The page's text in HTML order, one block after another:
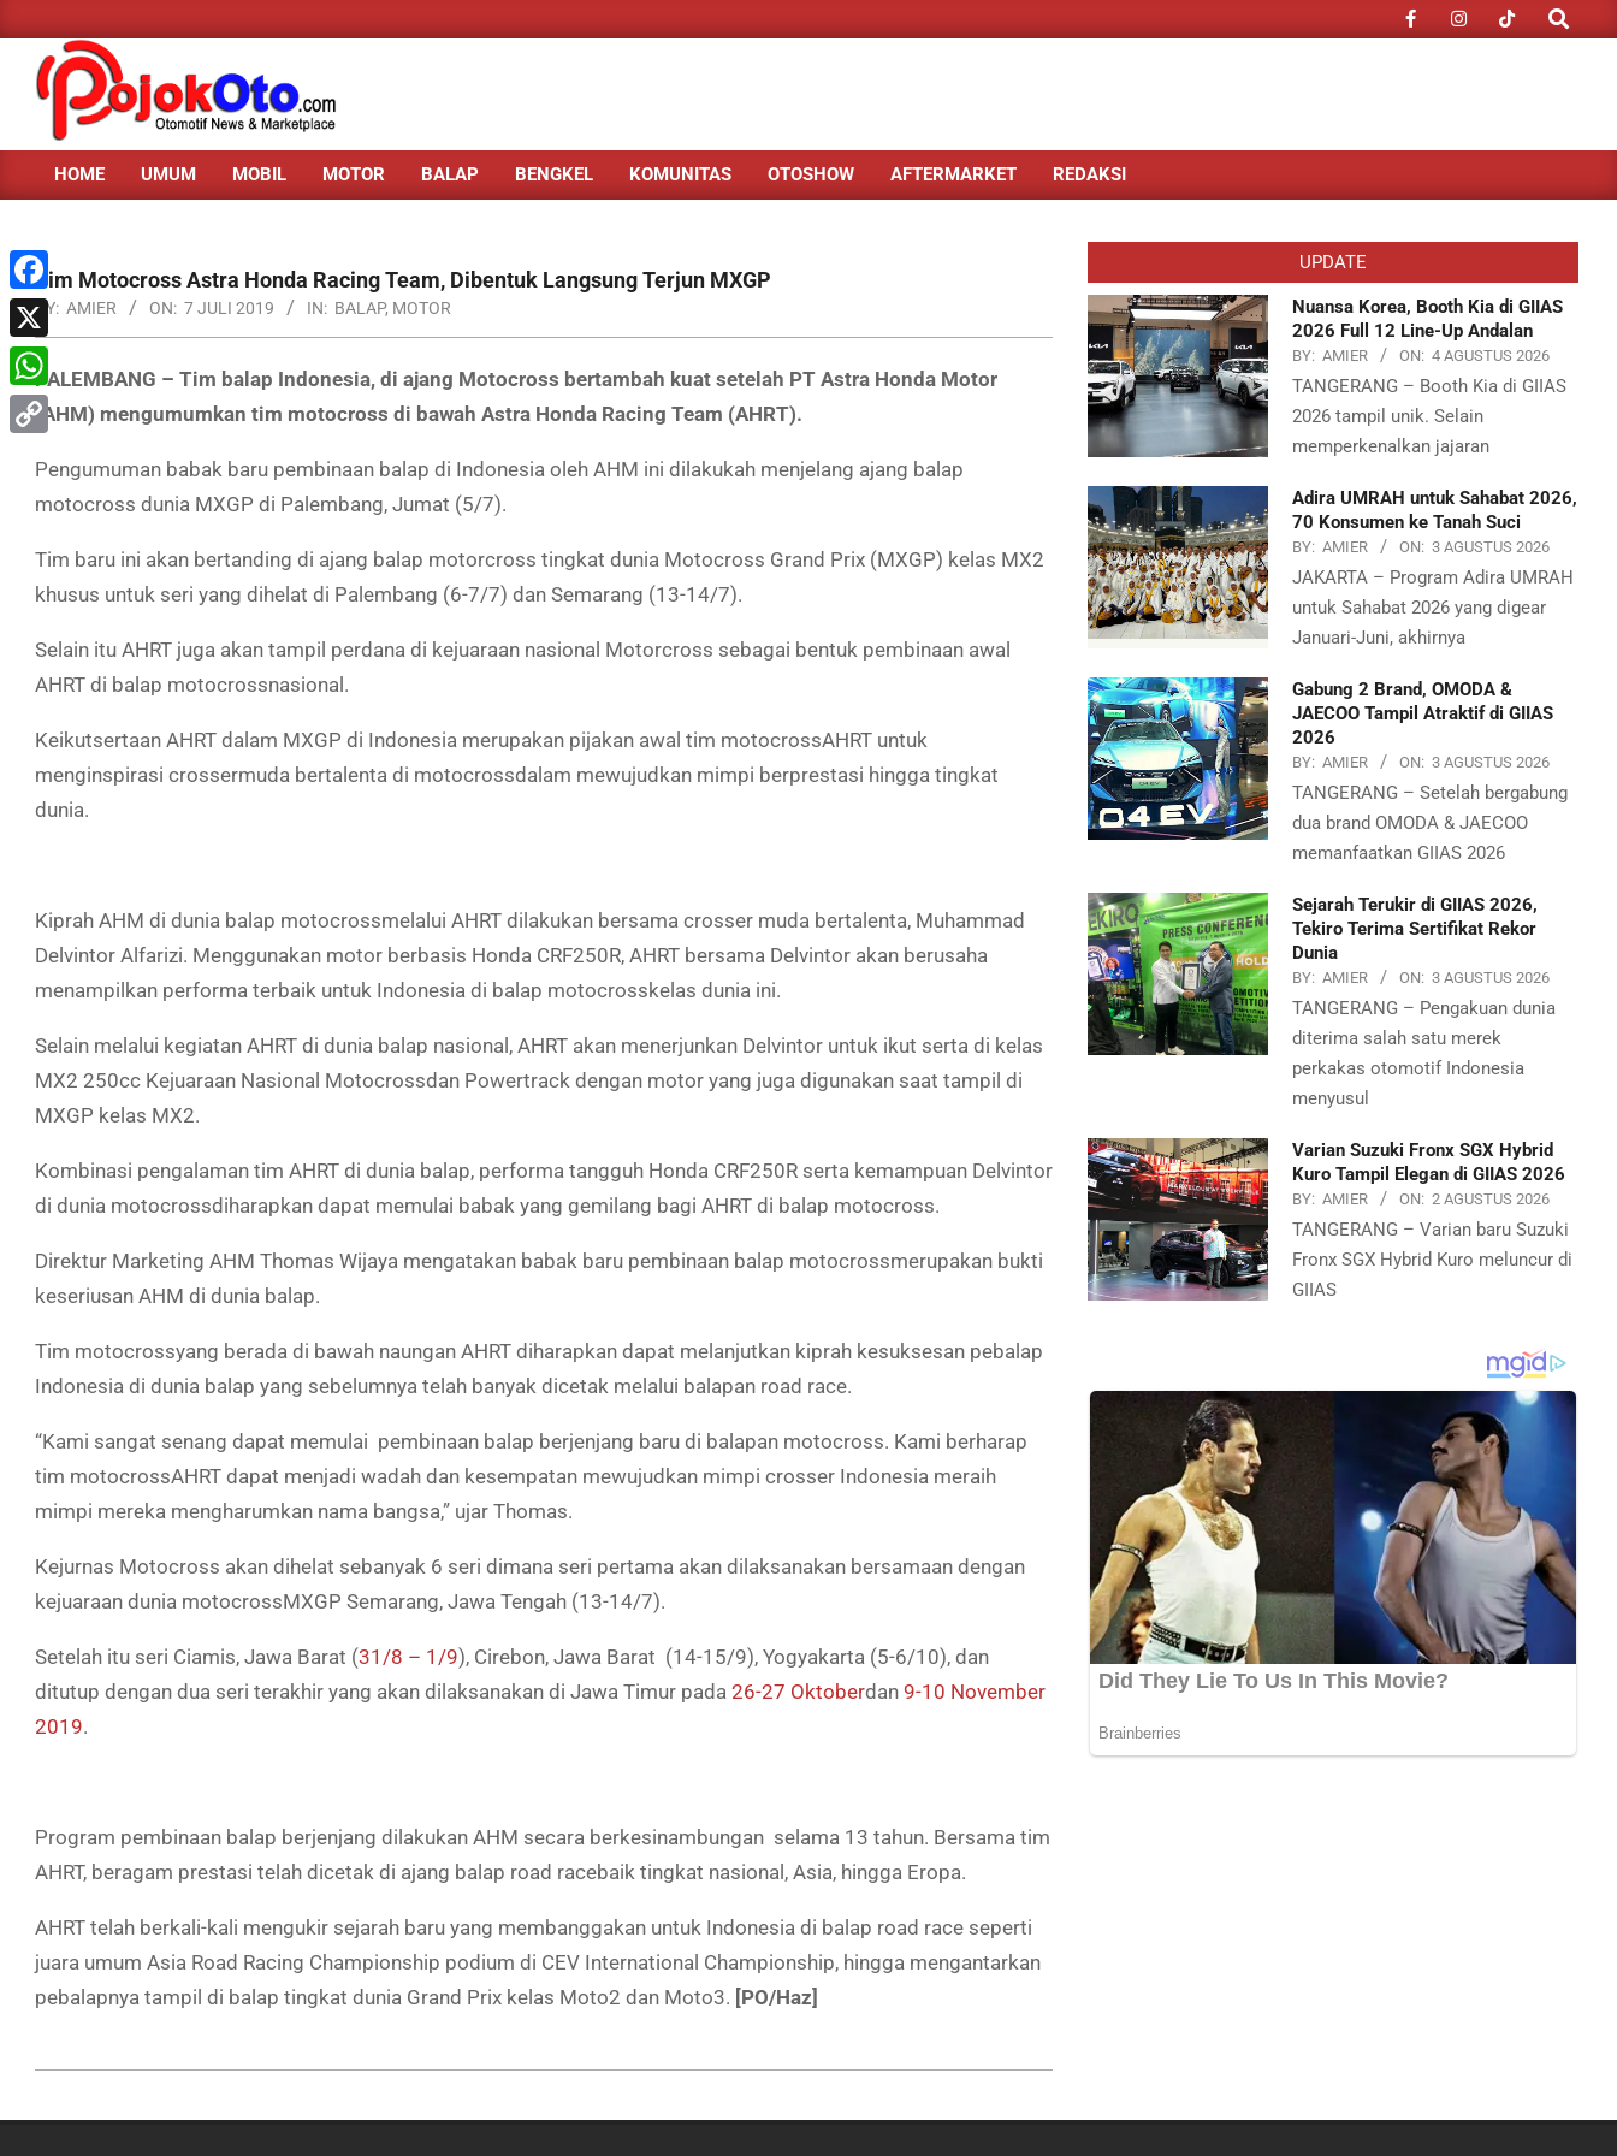
to
content
Search
Primary
Menu
HOME UMUM MOBIL MOTOR BALAP BENGKEL KOMUNITAS OTOSHOW AFTERMARKET REDAKSI
Tim Motocross Astra Honda Racing Team, Dibentuk Langsung Terjun MXGP
BY: AMIER ON: 7 JULI 2019 IN: BALAP, MOTOR
PALEMBANG – Tim balap Indonesia, di ajang Motocross bertambah kuat setelah PT Astra Honda Motor
(AHM) mengumumkan tim motocross di bawah Astra Honda Racing Team (AHRT).
Pengumuman babak baru pembinaan balap di Indonesia oleh AHM ini dilakukah menjelang ajang balap
motocross dunia MXGP di Palembang, Jumat (5/7).
Tim baru ini akan bertanding di ajang balap motorcross tingkat dunia Motocross Grand Prix (MXGP) kelas MX2
khusus untuk seri yang dihelat di Palembang (6-7/7) dan Semarang (13-14/7).
Selain itu AHRT juga akan tampil perdana di kejuaraan nasional Motorcross sebagai bentuk pembinaan awal
AHRT di balap motocrossnasional.
Keikutsertaan AHRT dalam MXGP di Indonesia merupakan pijakan awal tim motocrossAHRT untuk
menginspirasi crossermuda bertalenta di motocrossdalam mewujudkan mimpi berprestasi hingga tingkat
dunia.
Kiprah AHM di dunia balap motocrossmelalui AHRT dilakukan bersama crosser muda bertalenta, Muhammad
Delvintor Alfarizi. Menggunakan motor berbasis Honda CRF250R, AHRT bersama Delvintor akan berusaha
menampilkan performa terbaik untuk Indonesia di balap motocrosskelas dunia ini.
Selain melalui kegiatan AHRT di dunia balap nasional, AHRT akan menerjunkan Delvintor untuk ikut serta di kelas
MX2 250cc Kejuaraan Nasional Motocrossdan Powertrack dengan motor yang juga digunakan saat tampil di
MXGP kelas MX2.
Kombinasi pengalaman tim AHRT di dunia balap, performa tangguh Honda CRF250R serta kemampuan Delvintor
di dunia motocrossdiharapkan dapat memulai babak yang gemilang bagi AHRT di balap motocross.
Direktur Marketing AHM Thomas Wijaya mengatakan babak baru pembinaan balap motocrossmerupakan bukti
keseriusan AHM di dunia balap.
Tim motocrossyang berada di bawah naungan AHRT diharapkan dapat melanjutkan kiprah kesuksesan pebalap
Indonesia di dunia balap yang sebelumnya telah banyak dicetak melalui balapan road race.
“Kami sangat senang dapat memulai pembinaan balap berjenjang baru di balapan motocross. Kami berharap
tim motocrossAHRT dapat menjadi wadah dan kesempatan mewujudkan mimpi crosser Indonesia meraih
mimpi mereka mengharumkan nama bangsa,” ujar Thomas.
Kejurnas Motocross akan dihelat sebanyak 6 seri dimana seri pertama akan dilaksanakan bersamaan dengan
kejuaraan dunia motocrossMXGP Semarang, Jawa Tengah (13-14/7).
Setelah itu seri Ciamis, Jawa Barat (31/8 – 1/9), Cirebon, Jawa Barat (14-15/9), Yogyakarta (5-6/10), dan
ditutup dengan dua seri terakhir yang akan dilaksanakan di Jawa Timur pada 26-27 Oktoberdan 9-10 November
2019.
Program pembinaan balap berjenjang dilakukan AHM secara berkesinambungan selama 13 tahun. Bersama tim
AHRT, beragam prestasi telah dicetak di ajang balap road racebaik tingkat nasional, Asia, hingga Eropa.
AHRT telah berkali-kali mengukir sejarah baru yang membanggakan untuk Indonesia di balap road race seperti
juara umum Asia Road Racing Championship podium di CEV International Championship, hingga mengantarkan
pebalapnya tampil di balap tingkat dunia Grand Prix kelas Moto2 dan Moto3. [PO/Haz]
UPDATE
Nuansa Korea, Booth Kia di GIIAS
2026 Full 12 Line-Up Andalan
BY: AMIER ON: 4 AGUSTUS 2026
TANGERANG – Booth Kia di GIIAS
2026 tampil unik. Selain
memperkenalkan jajaran
Adira UMRAH untuk Sahabat 2026,
70 Konsumen ke Tanah Suci
BY: AMIER ON: 3 AGUSTUS 2026
JAKARTA – Program Adira UMRAH
untuk Sahabat 2026 yang digear
Januari-Juni, akhirnya
Gabung 2 Brand, OMODA &
JAECOO Tampil Atraktif di GIIAS
2026
BY: AMIER ON: 3 AGUSTUS 2026
TANGERANG – Setelah bergabung
dua brand OMODA & JAECOO
memanfaatkan GIIAS 2026
Sejarah Terukir di GIIAS 2026,
Tekiro Terima Sertifikat Rekor
Dunia
BY: AMIER ON: 3 AGUSTUS 2026
TANGERANG – Pengakuan dunia
diterima salah satu merek
perkakas otomotif Indonesia
menyusul
Varian Suzuki Fronx SGX Hybrid
Kuro Tampil Elegan di GIIAS 2026
BY: AMIER ON: 2 AGUSTUS 2026
TANGERANG – Varian baru Suzuki
Fronx SGX Hybrid Kuro meluncur di
GIIAS
Facebook
X
WhatsApp